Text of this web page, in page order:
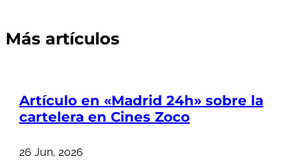
Más artículos
Artículo en «Madrid 24h» sobre la
cartelera en Cines Zoco
26 Jun, 2026